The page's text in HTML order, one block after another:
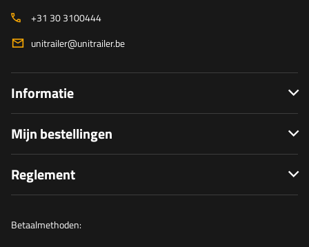
+31 30 3100444
unitrailer@unitrailer.be
Informatie
Mijn bestellingen
Reglement
Betaalmethoden: